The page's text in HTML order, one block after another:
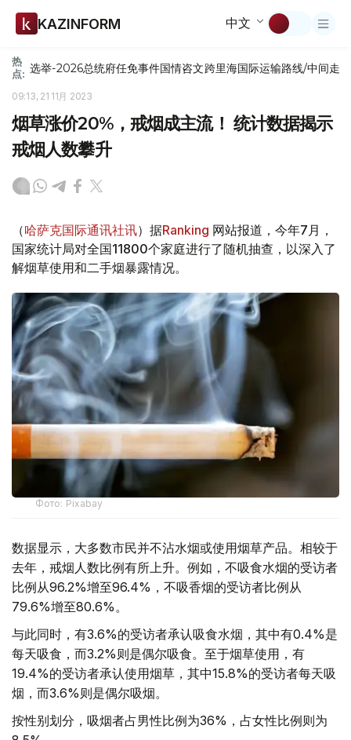
KAZINFORM 中文
热
点: 选举-2026总统府任免事件国情咨文跨里海国际运输路线/中间走廊
09:13, 21 11月 2023
烟草涨价20%，戒烟成主流！ 统计数据揭示
戒烟人数攀升
（哈萨克国际通讯社讯）据Ranking 网站报道，今年7月，
国家统计局对全国11800个家庭进行了随机抽查，以深入了
解烟草使用和二手烟暴露情况。
Фото: Pixabay
数据显示，大多数市民并不沾水烟或使用烟草产品。相较于
去年，戒烟人数比例有所上升。例如，不吸食水烟的受访者
比例从96.2%增至96.4%，不吸香烟的受访者比例从
79.6%增至80.6%。
与此同时，有3.6%的受访者承认吸食水烟，其中有0.4%是
每天吸食，而3.2%则是偶尔吸食。至于烟草使用，有
19.4%的受访者承认使用烟草，其中15.8%的受访者每天吸
烟，而3.6%则是偶尔吸烟。
按性别划分，吸烟者占男性比例为36%，占女性比例则为